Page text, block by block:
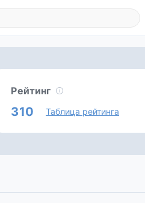
Рейтинг
310 Таблица рейтинга